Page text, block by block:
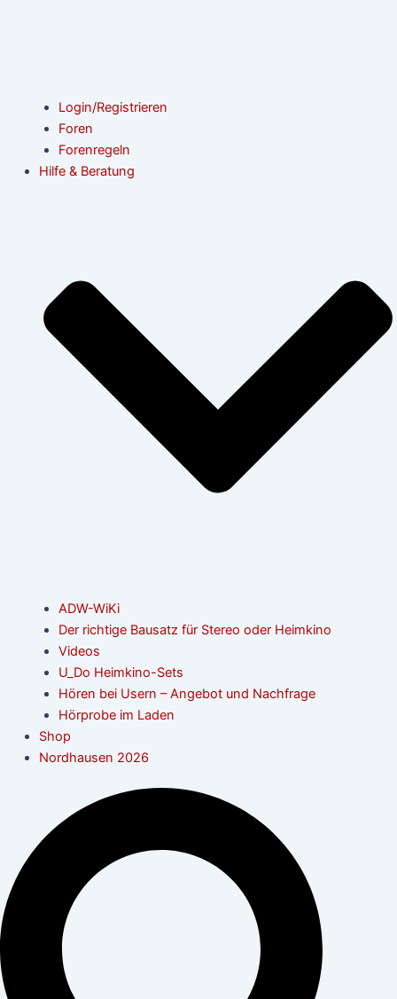
Login/Registrieren
Foren
Forenregeln
Hilfe & Beratung
ADW-WiKi
Der richtige Bausatz für Stereo oder Heimkino
Videos
U_Do Heimkino-Sets
Hören bei Usern – Angebot und Nachfrage
Hörprobe im Laden
Shop
Nordhausen 2026